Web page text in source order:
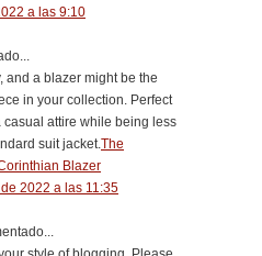
a las 9:10
and a blazer might be the
in your collection. Perfect
casual attire while being less
suit jacket.The
Blazer
2022 a las 11:35